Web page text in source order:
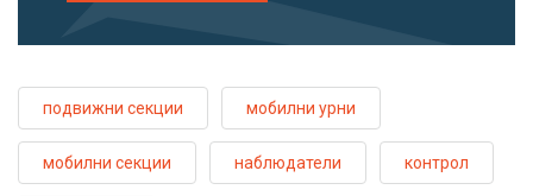
подвижни секции мобилни урни
мобилни секции наблюдатели контрол